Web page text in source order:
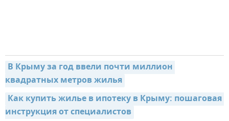
В Крыму за год ввели почти миллион
квадратных метров жилья
Как купить жилье в ипотеку в Крыму: пошаговая
инструкция от специалистов